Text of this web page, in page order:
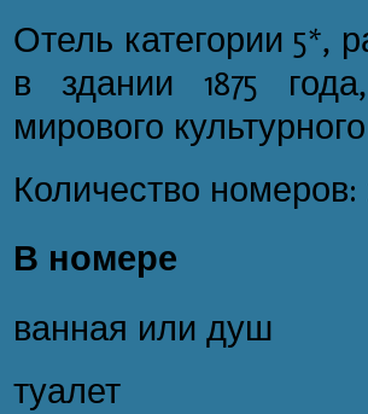
Отель категории 5*,
в здании 1875
мирового
Количество номеров:
В номере
ванная или душ
туалет